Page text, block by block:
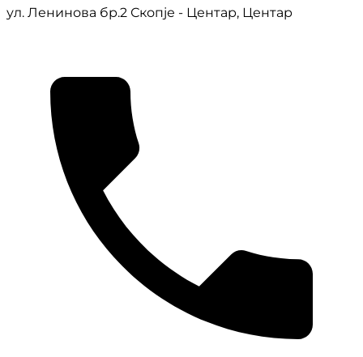
ул. Ленинова бр.2 Скопје - Центар, Центар